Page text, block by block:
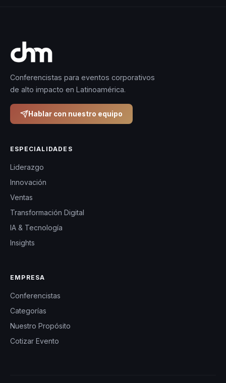
Conferencistas para eventos corporativos
de alto impacto en Latinoamérica.
Hablar con nuestro equipo
ESPECIALIDADES
Liderazgo
Innovación
Ventas
Transformación Digital
IA & Tecnología
Insights
EMPRESA
Conferencistas
Categorías
Nuestro Propósito
Cotizar Evento